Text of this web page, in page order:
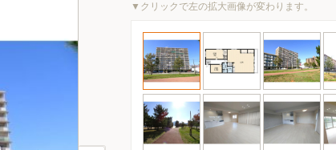
▼クリックで左の拡大画像が変わります。